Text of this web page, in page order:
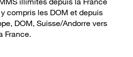
compris les DOM et depuis
DOM, Suisse/Andorre vers
France.